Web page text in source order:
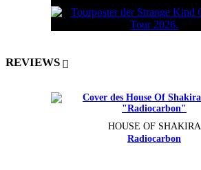
REVIEWS
HOUSE OF SHAKIRA
Radiocarbon